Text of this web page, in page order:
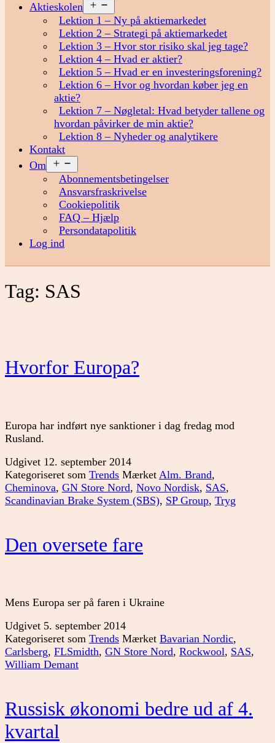
Aktieskolen
menu
Lektion 1 – Ny på aktiemarkedet
Lektion 2 – Strategi på aktiemarkedet
Lektion 3 – Hvor stor risiko skal jeg tage?
Lektion 4 – Hvad er aktier?
Lektion 5 – Hvad er en investeringsforening?
Lektion 6 – Hvor og hvordan køber jeg en
aktie?
Lektion 7 – Nøgletal: Hvad betyder tallene og
hvordan påvirker de min aktie?
Lektion 8 – Nyheder og analytikere
Kontakt
Om
menu
Abonnementsbetingelser
Ansvarsfraskrivelse
Cookiepolitik
FAQ – Hjælp
Persondatapolitik
Log ind
Tag: SAS
Hvorfor Europa?
Europa har indført nye sanktioner i dag fredag mod
Rusland.
Udgivet 12. september 2014
Kategoriseret som Trends Mærket Alm. Brand,
Cheminova, GN Store Nord, Novo Nordisk, SAS,
Scandinavian Brake System (SBS), SP Group, Tryg
Den oversete fare
Mens Europa ser på faren i Ukraine
Udgivet 5. september 2014
Kategoriseret som Trends Mærket Bavarian Nordic,
Carlsberg, FLSmidth, GN Store Nord, Rockwool, SAS,
William Demant
Russisk økonomi bedre ud af 4.
kvartal